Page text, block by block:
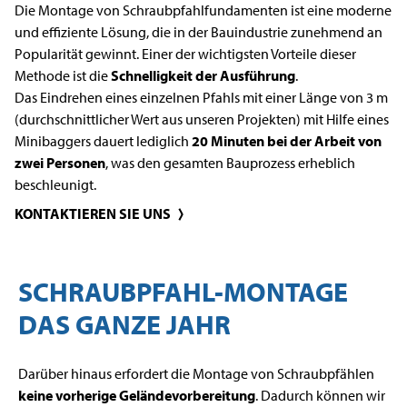
Die Montage von Schraubpfahlfundamenten ist eine moderne
und effiziente Lösung, die in der Bauindustrie zunehmend an
Popularität gewinnt. Einer der wichtigsten Vorteile dieser
Methode ist dieSchnelligkeit der Ausführung.
Das Eindrehen eines einzelnen Pfahls mit einer Länge von 3 m
(durchschnittlicher Wert aus unseren Projekten) mit Hilfe eines
Minibaggers dauert lediglich 20 Minuten bei der Arbeit von
zwei Personen, was den gesamten Bauprozess erheblich
beschleunigt.
KONTAKTIEREN SIE UNS
SCHRAUBPFAHL-MONTAGE
DAS GANZE JAHR
Darüber hinaus erfordert die Montage von Schraubpfählen
keine vorherige Geländevorbereitung. Dadurch können wir